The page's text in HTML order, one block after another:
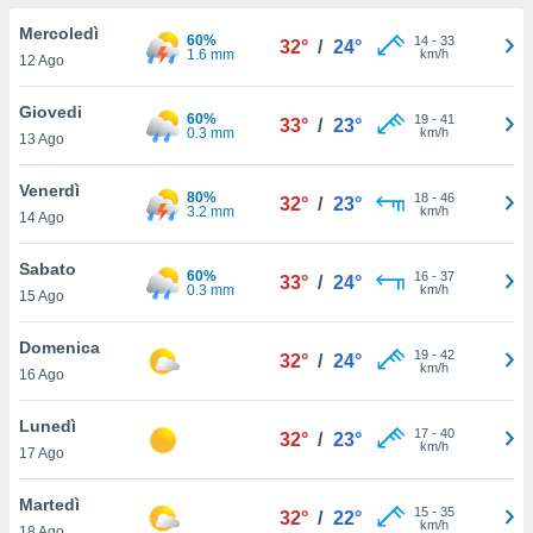
al sito
nostri
ci
di
un
la
di esso.
nella
Mercoledì
12 Ago
60%
1.6 mm
32° / 24° 14- 33
km/h
Giovedi
13 Ago
60%
0.3 mm
33° / 23° 19- 41
km/h
Venerdì
14 Ago
80%
3.2 mm
32° / 23° 18- 46
km/h
Sabato
15 Ago
60%
0.3 mm
33° / 24° 16- 37
km/h
Domenica
16 Ago
32° / 24° 19- 42
km/h
Lunedì
17 Ago
32° / 23° 17- 40
km/h
Martedì
32° / 22° 15- 35
km/h